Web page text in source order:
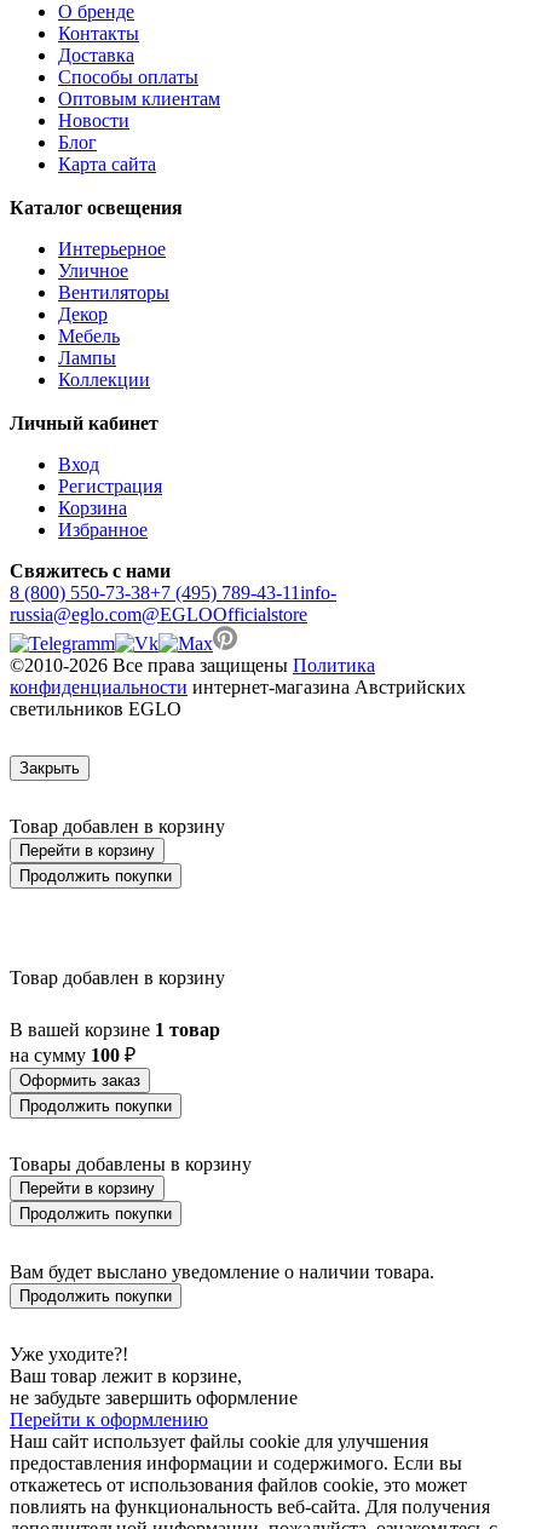
О бренде
Контакты
Доставка
Способы оплаты
Оптовым клиентам
Новости
Блог
Карта сайта
Каталог освещения
Интерьерное
Уличное
Вентиляторы
Декор
Мебель
Лампы
Коллекции
Личный кабинет
Вход
Регистрация
Корзина
Избранное
Свяжитесь с нами
8 (800) 550-73-38+7 (495) 789-43-11info-
russia@eglo.com@EGLOOfficialstore
©2010-2026 Все права защищены Политика
конфиденциальности интернет-магазина Австрийских
светильников EGLO
Закрыть
Товар добавлен в корзину
Перейти в корзину
Продолжить покупки
Товар добавлен в корзину
В вашей корзине 1 товар
на сумму 100 ₽
Оформить заказ
Продолжить покупки
Товары добавлены в корзину
Перейти в корзину
Продолжить покупки
Вам будет выслано уведомление о наличии товара.
Продолжить покупки
Уже уходите?!
Ваш товар лежит в корзине,
не забудьте завершить оформление
Перейти к оформлению
Наш сайт использует файлы cookie для улучшения
предоставления информации и содержимого. Если вы
откажетесь от использования файлов cookie, это может
повлиять на функциональность веб-сайта. Для получения